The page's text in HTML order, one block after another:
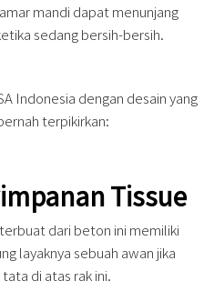
mandi dapat menunjang
sedang bersih-bersih.
Indonesia dengan desain yang
terpikirkan:
Tissue
dari beton ini memiliki
layaknya sebuah awan jika
di atas rak ini.